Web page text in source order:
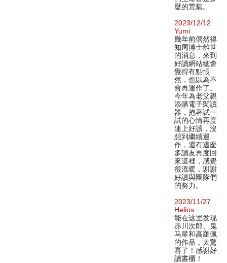
麼的荒蕪。
2023/12/12
Yumi
幾年前偶然得
知周博士離世
的消息，來到
好讀網站總會
覺得有點悵
然，也以為不
會再運作了。
今年為老父親
添購電子閱讀
器，抱著試一
試的心情再度
連上好讀，沒
想到繼續運
作，還有這麼
多讀友再度回
來這裡，感覺
很溫暖，謝謝
好讀與團隊們
的努力。
2023/11/27
Helios
能在这里发现
赤川次郎、鬼
马星和高羅佩
的作品，太驚
喜了！感謝好
讀書櫃！